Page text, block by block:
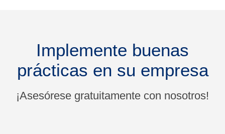
Implemente buenas
prácticas en su empresa
¡Asesórese gratuitamente con nosotros!